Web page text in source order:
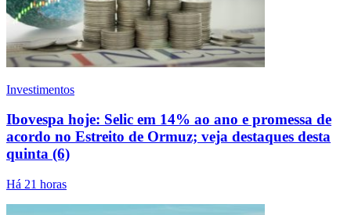
Investimentos
Ibovespa hoje: Selic em 14% ao ano e promessa de
acordo no Estreito de Ormuz; veja destaques desta
quinta (6)
Há 21 horas